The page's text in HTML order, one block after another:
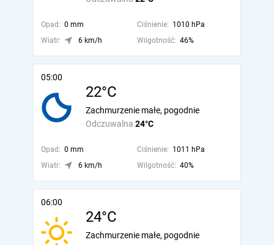
Opad: 0 mm Ciśnienie: 1010 hPa
Wiatr:
6 km/h Wilgotność: 46%
05:00
22°C
Odczuwalna 24°C
Zachmurzenie małe, pogodnie
Opad: 0 mm Ciśnienie: 1011 hPa
Wiatr:
6 km/h Wilgotność: 40%
06:00
24°C
Zachmurzenie małe, pogodnie